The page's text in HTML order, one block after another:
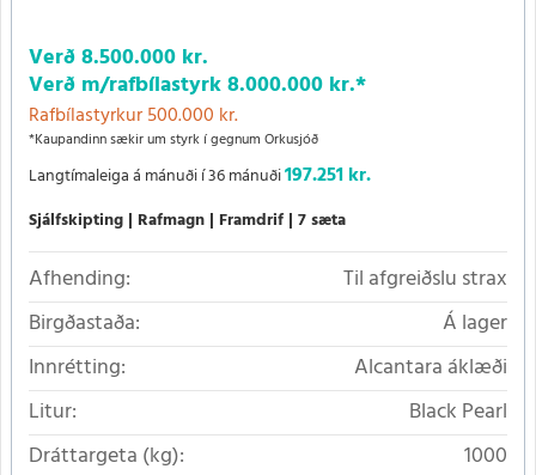
Verð8.500.000 kr.
Verð m/rafbílastyrk8.000.000 kr.*
Rafbílastyrkur 500.000 kr.
*Kaupandinn sækir um styrk í gegnum Orkusjóð
Langtímaleiga á mánuði í 36 mánuði197.251 kr.
Sjálfskipting Rafmagn Framdrif 7 sæta
Afhending:
Til afgreiðslu strax
Birgðastaða:
Á lager
Innrétting:
Alcantara áklæði
Litur:
Black Pearl
Dráttargeta (kg):
1000